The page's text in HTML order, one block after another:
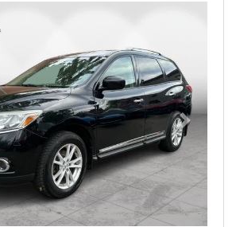
Next